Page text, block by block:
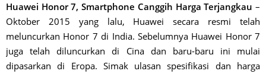
Huawei Honor 7, Smartphone Canggih Harga Terjangkau –
Oktober 2015 yang lalu, Huawei secara resmi telah
meluncurkan Honor 7 di India. Sebelumnya Huawei Honor 7
juga telah diluncurkan di Cina dan baru-baru ini mulai
dipasarkan di Eropa. Simak ulasan spesifikasi dan harga